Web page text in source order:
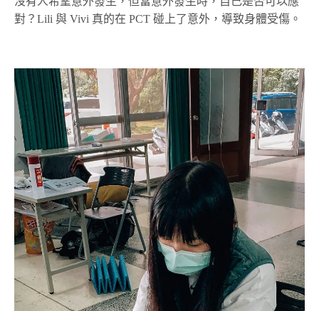
對？Lili 與 Vivi 真的在 PCT 碰上了意外，導致身體受傷。